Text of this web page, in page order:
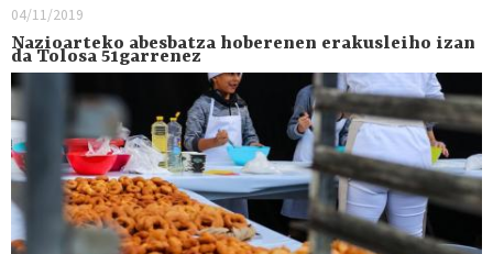
04/11/2019
Nazioarteko abesbatza hoberenen erakusleiho izan
da Tolosa 51garrenez